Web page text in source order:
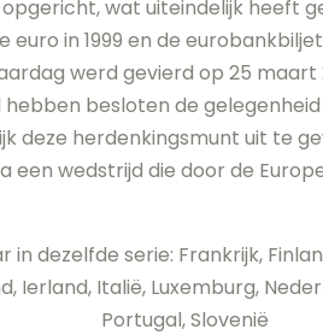
wat uiteindelijk heeft
euro in 1999 en de
werd gevierd op 25 maart
besloten de
deze herdenkingsmunt uit te
een wedstrijd die door de
in dezelfde serie: Frankrijk,
Ierland, Italië, Luxemburg,
Portugal, Slovenië